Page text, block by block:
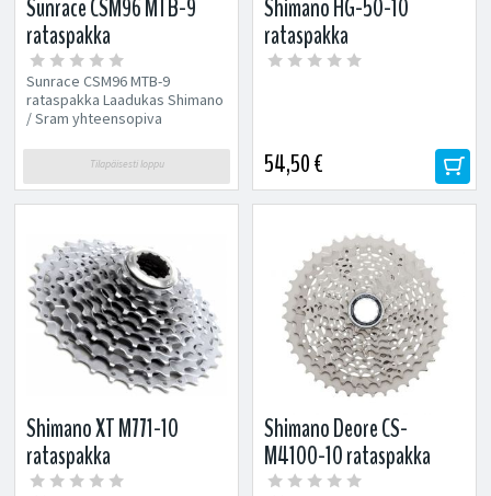
Sunrace CSM96 MTB-9
rataspakka
Sunrace CSM96 MTB-9
rataspakka Laadukas Shimano
/ Sram yhteensopiva
speed Paino:...Tilapäisesti loppu
Shimano HG-50-10
rataspakka
54,50 €
Shimano XT M771-10
rataspakka
Shimano Deore CS-
M4100-10 rataspakka